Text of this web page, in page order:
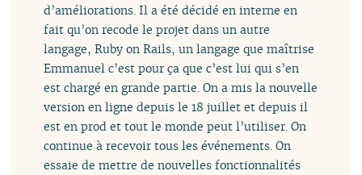
d’améliorations. Il a été décidé en interne en
fait qu’on recode le projet dans un autre
langage, Ruby on Rails, un langage que maîtrise
Emmanuel c’est pour ça que c’est lui qui s’en
est chargé en grande partie. On a mis la nouvelle
version en ligne depuis le 18 juillet et depuis il
est en prod et tout le monde peut l’utiliser. On
continue à recevoir tous les événements. On
essaie de mettre de nouvelles fonctionnalités